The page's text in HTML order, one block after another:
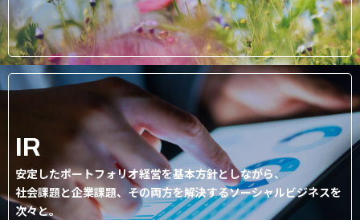
IR
安定したポートフォリオ経営を基本方針としながら、
社会課題と企業課題、その両方を解決するソーシャルビジネスを
次々と。